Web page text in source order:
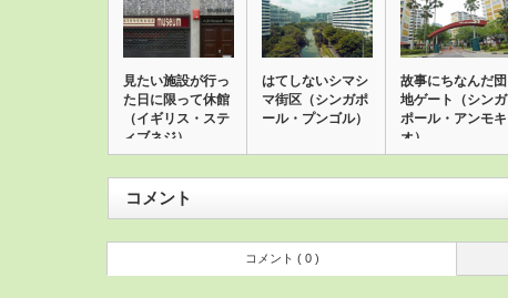
見たい施設が行っ
た日に限って休館
（イギリス・ステ
ィブネジ）
はてしないシマシ
マ街区（シンガポ
ール・プンゴル）
故事にちなんだ団
地ゲート（シンガ
ポール・アンモキ
オ）
コメント
コメント ( 0 )